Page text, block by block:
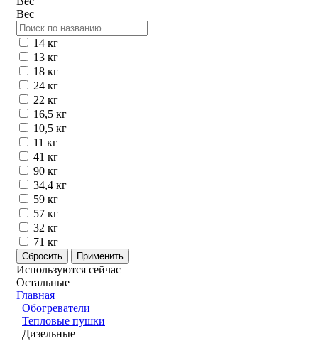
Вес
14 кг
13 кг
18 кг
24 кг
22 кг
16,5 кг
10,5 кг
11 кг
41 кг
90 кг
34,4 кг
59 кг
57 кг
32 кг
71 кг
Используются сейчас
Остальные
Главная
Обогреватели
Тепловые пушки
Дизельные